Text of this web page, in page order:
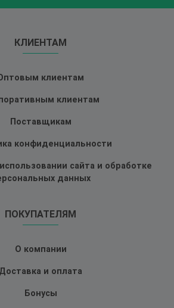
КЛИЕНТАМ
клиентам
клиентам
Поставщикам
конфиденциальности
сайта и обработке
данных
ПОКУПАТЕЛЯМ
О компании
Доставка и оплата
Бонусы